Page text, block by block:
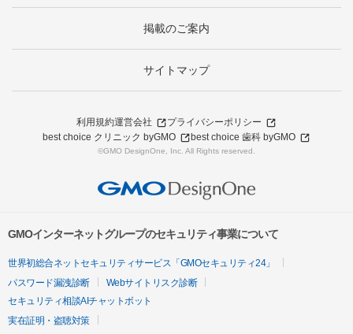
掲載のご案内
サイトマップ
利用規約運営会社
プライバシーポリシー
best choice クリニック byGMO
best choice 歯科 byGMO
©GMO DesignOne, Inc. All Rights reserved.
GMOインターネットグループのセキュリティ事業について
世界初総合ネットセキュリティサービス「GMOセキュリティ24」
パスワード漏洩診断
Webサイトリスク診断
セキュリティ相談AIチャットボット
実在証明・盗聴対策